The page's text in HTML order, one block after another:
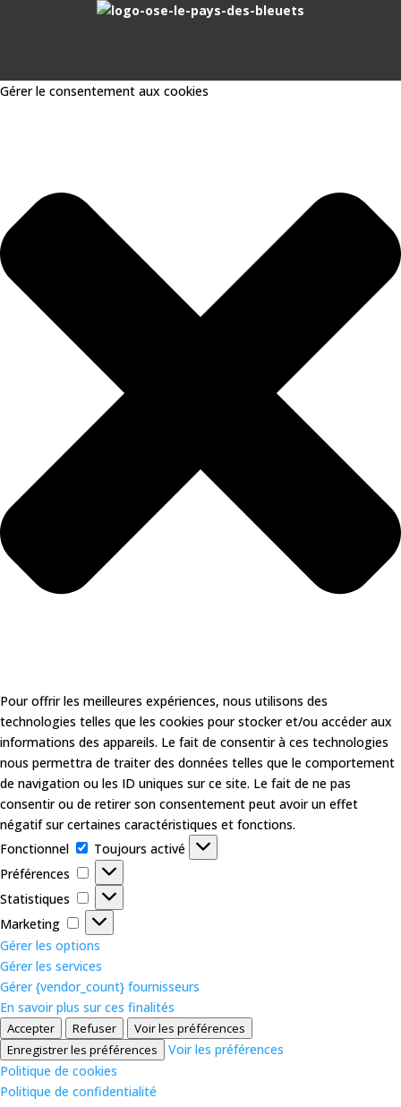
Skip
Gérer le consentement aux cookies
Pour offrir les meilleures expériences, nous utilisons des
technologies telles que les cookies pour stocker et/ou accéder aux
informations des appareils. Le fait de consentir à ces technologies
nous permettra de traiter des données telles que le comportement
de navigation ou les ID uniques sur ce site. Le fait de ne pas
consentir ou de retirer son consentement peut avoir un effet
négatif sur certaines caractéristiques et fonctions.
Fonctionnel
Fonctionnel
Toujours activé
Préférences
Préférences
Statistiques
Statistiques
Marketing
Marketing
Gérer les options
Gérer les services
Gérer {vendor_count} fournisseurs
En savoir plus sur ces finalités
Accepter Refuser
Voir les préférences
Enregistrer les préférences
Voir les préférences
Politique de cookies
Politique de confidentialité